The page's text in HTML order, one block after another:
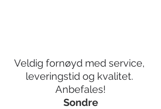
Veldig fornøyd med service,
leveringstid og kvalitet.
Anbefales!
Sondre